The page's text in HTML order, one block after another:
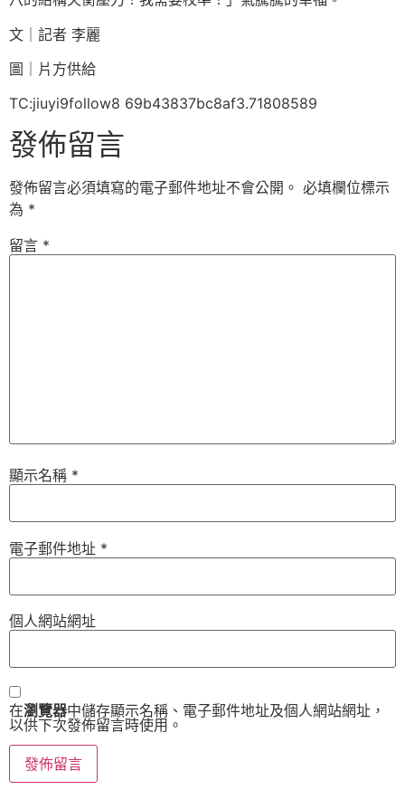
文｜記者 李麗
圖｜片方供給
TC:jiuyi9follow8 69b43837bc8af3.71808589
發佈留言
發佈留言必須填寫的電子郵件地址不會公開。 必填欄位標示
為 *
留言 *
顯示名稱 *
電子郵件地址 *
個人網站網址
在瀏覽器中儲存顯示名稱、電子郵件地址及個人網站網址，
以供下次發佈留言時使用。